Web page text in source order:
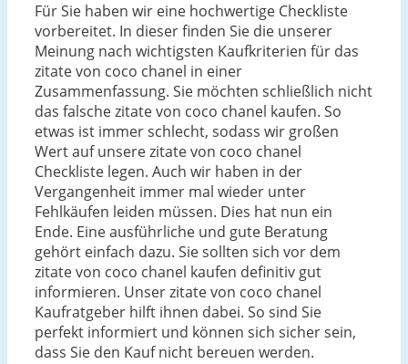
Für Sie haben wir eine hochwertige Checkliste
vorbereitet. In dieser finden Sie die unserer
Meinung nach wichtigsten Kaufkriterien für das
zitate von coco chanel in einer
Zusammenfassung. Sie möchten schließlich nicht
das falsche zitate von coco chanel kaufen. So
etwas ist immer schlecht, sodass wir großen
Wert auf unsere zitate von coco chanel
Checkliste legen. Auch wir haben in der
Vergangenheit immer mal wieder unter
Fehlkäufen leiden müssen. Dies hat nun ein
Ende. Eine ausführliche und gute Beratung
gehört einfach dazu. Sie sollten sich vor dem
zitate von coco chanel kaufen definitiv gut
informieren. Unser zitate von coco chanel
Kaufratgeber hilft ihnen dabei. So sind Sie
perfekt informiert und können sich sicher sein,
dass Sie den Kauf nicht bereuen werden.